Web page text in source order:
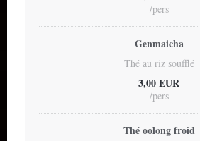
/pers
Genmaicha
Thé au riz soufflé
3,00 EUR
/pers
Thé oolong froid